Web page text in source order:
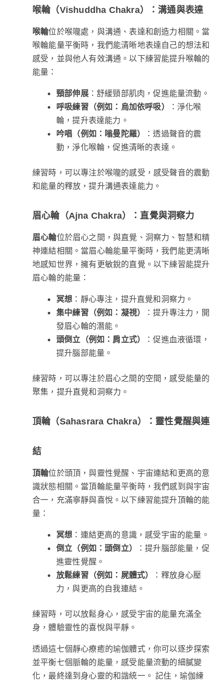
喉輪（Vishuddha Chakra）：溝通與表達
喉輪位於喉嚨處，與溝通、表達和創造力相關。當
喉輪能量平衡時，我們能清晰地表達自己的想法和
感受，並與他人有效溝通。以下練習能提升喉輪的
能量：
頸部伸展：舒緩頸部肌肉，促進能量流動。
呼吸練習（例如：烏加依呼吸）
：淨化喉
輪，提升表達能力。
吟唱（例如：嗡曼陀羅）
：透過聲音的震
動，淨化喉輪，促進清晰的表達。
練習時，可以專注於喉嚨的感受，感受聲音的震動
和能量的釋放，提升溝通表達能力。
眉心輪（Ajna Chakra）：直覺與洞察力
眉心輪位於眉心之間，與直覺、洞察力、智慧和精
神連結相關。當眉心輪能量平衡時，我們能更清晰
地感知世界，擁有更敏銳的直覺。以下練習能提升
眉心輪的能量：
冥想 ：靜心專注，提升直覺和洞察力。
集中練習（例如：凝視）
：提升專注力，開
發眉心輪的潛能。
頭倒立（例如：肩立式）
：促進血液循環，
提升腦部能量。
練習時，可以專注於眉心之間的空間，感受能量的
聚集，提升直覺和洞察力。
頂輪（Sahasrara Chakra）：靈性覺醒與連
結
頂輪位於頭頂，與靈性覺醒、宇宙連結和更高的意
識狀態相關。當頂輪能量平衡時，我們感到與宇宙
合一，充滿寧靜與喜悅。以下練習能提升頂輪的能
量：
冥想 ：連結更高的意識，感受宇宙的能量。
倒立（例如：頭倒立）
：提升腦部能量，促
進靈性覺醒。
放鬆練習（例如：屍體式）
：釋放身心壓
力，與更高的自我連結。
練習時，可以放鬆身心，感受宇宙的能量充滿全
身，體驗靈性的喜悅與平靜。
透過這七個靜心療癒的瑜伽體式，你可以逐步探索
並平衡七個脈輪的能量，感受能量流動的細膩變
化，最終達到身心靈的和諧統一。 記住，瑜伽練